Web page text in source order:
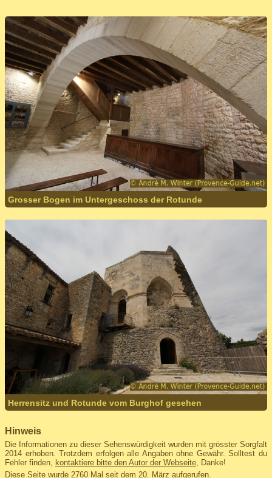
Grosser Bogen im Untergeschoss der Rotunde
Herrensitz und Rotunde vom Burghof gesehen
Hinweis
Die Informationen zu dieser Sehenswürdigkeit wurden mit grösster Sorgfalt
2014 erhoben. Trotzdem erfolgen alle Angaben ohne Gewähr. Solltest du
Fehler finden, kontaktiere bitte den Autor der Webseite, Danke!
Diese Seite wurde 2760 Mal seit dem 20. März aufgerufen.